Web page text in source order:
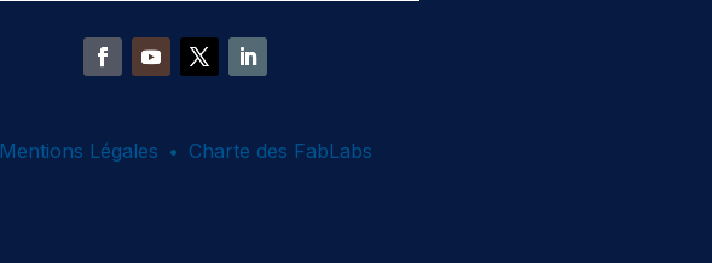
Mentions Légales Charte des FabLabs